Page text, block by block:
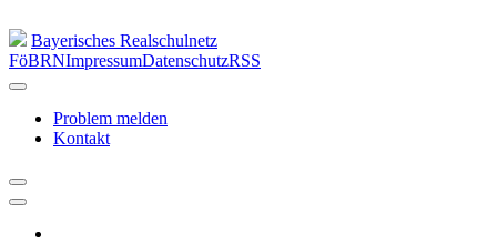
Bayerisches Realschulnetz
FöBRNImpressumDatenschutzRSS
Problem melden
Kontakt